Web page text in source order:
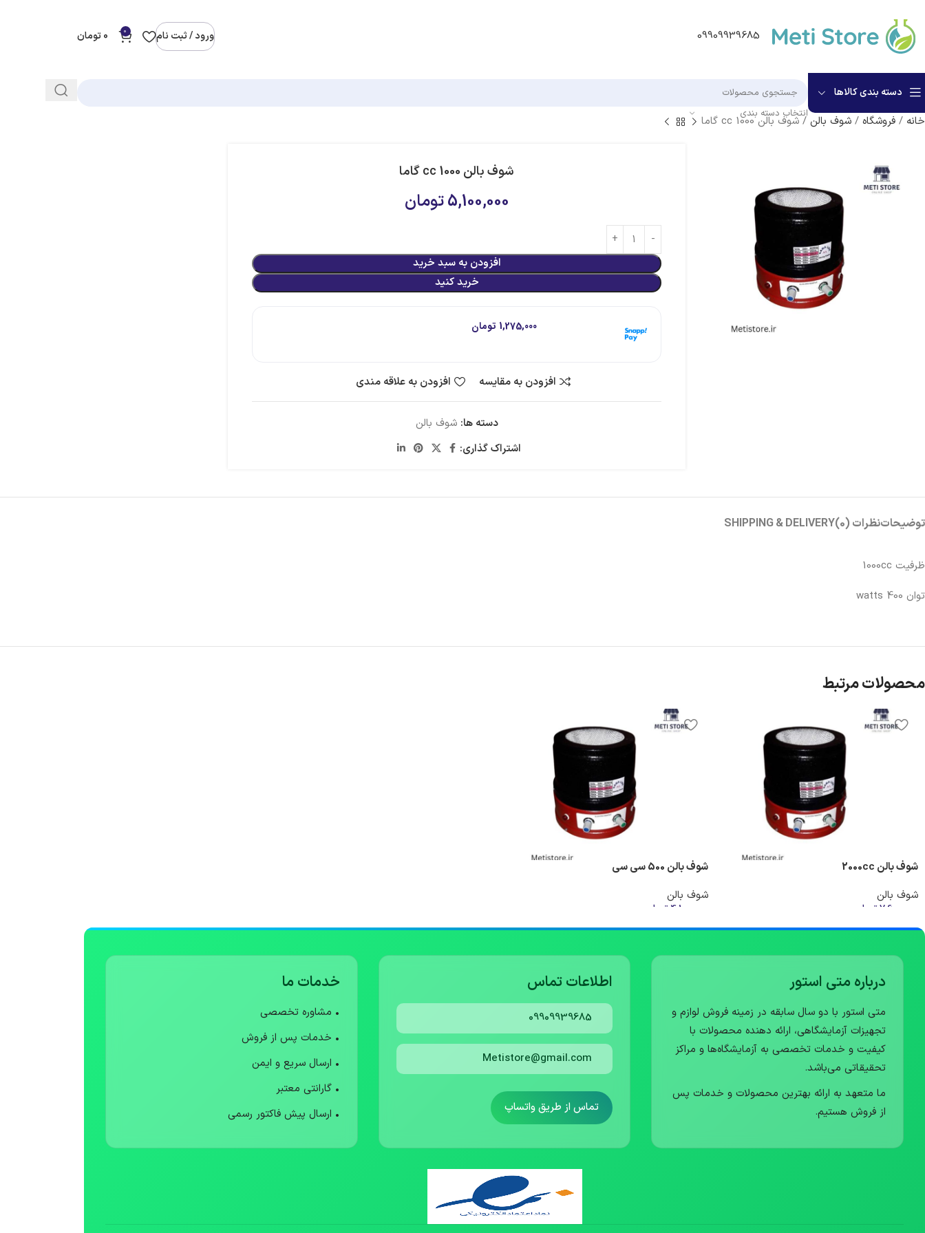
09909939685 ورود / ثبت نام 0
0تومان
دسته بندی کالاها
انتخاب دسته بندی خانه / فروشگاه / شوف بالن / شوف بالن 1000 cc گاما
شوف بالن 1000 cc گاما
5,100,000تومان
افزودن به سبد خرید
خرید کنید
1,275,000 تومان
افزودن به مقایسه افزودن به علاقه مندی
دسته ها: شوف بالن
اشتراک گذاری:
توضیحاتنظرات (0) SHIPPING & DELIVERY
ظرفیت 1000cc
توان 400 watts
محصولات مرتبط
شوف بالن 2000cc
شوف بالن
7,600,000تومان
افزودن به سبد خرید
شوف بالن 500 سی سی
شوف بالن
4,100,000 تومان
افزودن به سبد خرید
درباره متی استور
متی استور با دو سال سابقه در زمینه فروش لوازم و
تجهیزات آزمایشگاهی، ارائه دهنده محصولات با
کیفیت و خدمات تخصصی به آزمایشگاه‌ها و مراکز
تحقیقاتی می‌باشد.
ما متعهد به ارائه بهترین محصولات و خدمات پس
از فروش هستیم.
اطلاعات تماس
09909939685
Metistore@gmail.com
تماس از طریق واتساپ
خدمات ما
• مشاوره تخصصی
• خدمات پس از فروش
• ارسال سریع و ایمن
• گارانتی معتبر
• ارسال پیش فاکتور رسمی